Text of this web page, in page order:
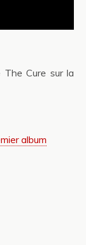
The Cure sur la
album